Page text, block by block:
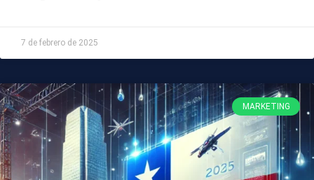
7 de febrero de 2025
MARKETING